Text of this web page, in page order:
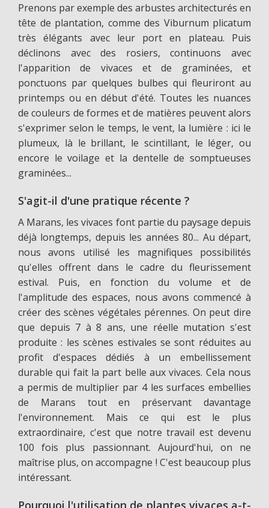
Prenons par exemple des arbustes architecturés en
tête de plantation, comme des Viburnum plicatum
très élégants avec leur port en plateau. Puis
déclinons avec des rosiers, continuons avec
l'apparition de vivaces et de graminées, et
ponctuons par quelques bulbes qui fleuriront au
printemps ou en début d'été. Toutes les nuances
de couleurs de formes et de matières peuvent alors
s'exprimer selon le temps, le vent, la lumière : ici le
plumeux, là le brillant, le scintillant, le léger, ou
encore le voilage et la dentelle de somptueuses
graminées...
S'agit-il d'une pratique récente ?
A Marans, les vivaces font partie du paysage depuis
déjà longtemps, depuis les années 80... Au départ,
nous avons utilisé les magnifiques possibilités
qu'elles offrent dans le cadre du fleurissement
estival. Puis, en fonction du volume et de
l'amplitude des espaces, nous avons commencé à
créer des scènes végétales pérennes. On peut dire
que depuis 7 à 8 ans, une réelle mutation s'est
produite : les scènes estivales se sont réduites au
profit d'espaces dédiés à un embellissement
durable qui fait la part belle aux vivaces. Cela nous
a permis de multiplier par 4 les surfaces embellies
de Marans tout en préservant davantage
l'environnement. Mais ce qui est le plus
extraordinaire, c'est que notre travail est devenu
100 fois plus passionnant. Aujourd'hui, on ne
maîtrise plus, on accompagne ! C'est beaucoup plus
intéressant.